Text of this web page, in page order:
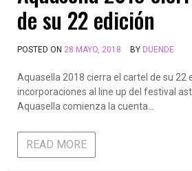
de su 22 edición
POSTED ON 28 MAYO, 2018 BY DUENDE
Aquasella 2018 cierra el cartel de su 22
incorporaciones al line up del festival
Aquasella comienza la cuenta…
READ MORE